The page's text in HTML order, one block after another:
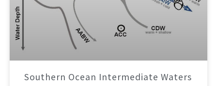
Southern Ocean Intermediate Waters